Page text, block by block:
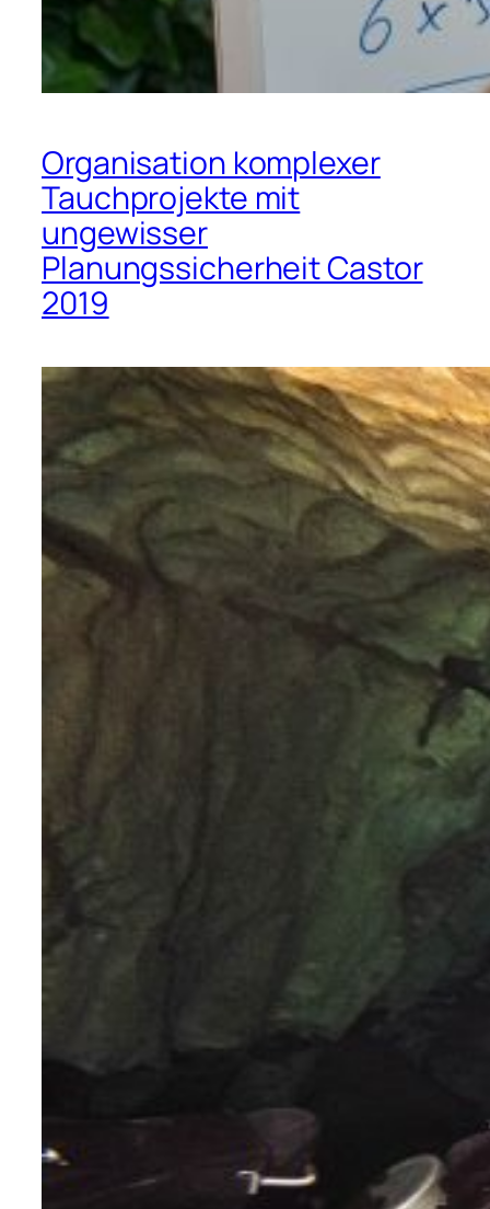
Organisation komplexer
Tauchprojekte mit
ungewisser
Planungssicherheit Castor
2019